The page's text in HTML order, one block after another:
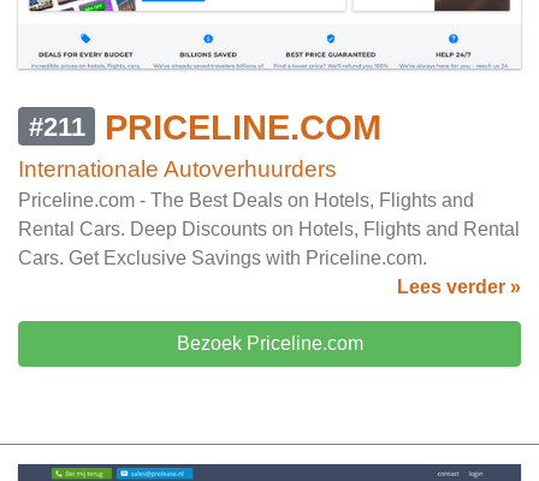
#211 PRICELINE.COM
Internationale Autoverhuurders
Priceline.com - The Best Deals on Hotels, Flights and
Rental Cars. Deep Discounts on Hotels, Flights and Rental
Cars. Get Exclusive Savings with Priceline.com.
Lees verder »
Bezoek Priceline.com